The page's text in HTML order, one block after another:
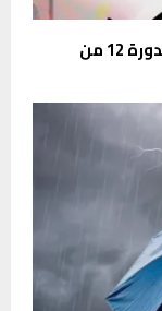
خالد الهبر وعيون الكلام يختتمان الليلة، الدورة 12 من